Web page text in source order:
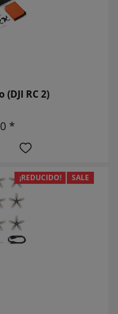
RC 2)
*
¡REDUCIDO! SALE